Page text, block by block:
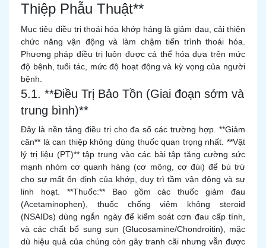
Thiệp Phẫu Thuật**
Mục tiêu điều trị thoái hóa khớp háng là giảm đau, cải thiện
chức năng vận động và làm chậm tiến trình thoái hóa.
Phương pháp điều trị luôn được cá thể hóa dựa trên mức
độ bệnh, tuổi tác, mức độ hoạt động và kỳ vọng của người
bệnh.
5.1. **Điều Trị Bảo Tồn (Giai đoạn sớm và
trung bình)**
Đây là nền tảng điều trị cho đa số các trường hợp. **Giảm
cân** là can thiệp không dùng thuốc quan trọng nhất. **Vật
lý trị liệu (PT)** tập trung vào các bài tập tăng cường sức
mạnh nhóm cơ quanh háng (cơ mông, cơ đùi) để bù trừ
cho sự mất ổn định của khớp, duy trì tầm vận động và sự
linh hoạt. **Thuốc:** Bao gồm các thuốc giảm đau
(Acetaminophen), thuốc chống viêm không steroid
(NSAIDs) dùng ngắn ngày để kiểm soát cơn đau cấp tính,
và các chất bổ sung sụn (Glucosamine/Chondroitin), mặc
dù hiệu quả của chúng còn gây tranh cãi nhưng vẫn được